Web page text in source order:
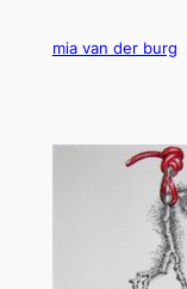
mia van der burg